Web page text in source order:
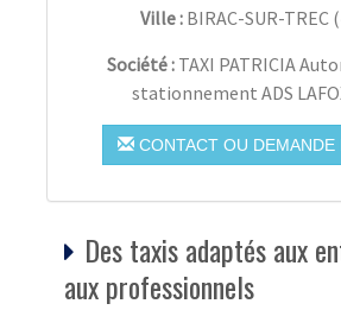
Ville : BIRAC-SUR-TREC(
Société : TAXI PATRICIA
stationnement ADS
CONTACT OU DEMANDE
Des taxis adaptés aux
aux professionnels